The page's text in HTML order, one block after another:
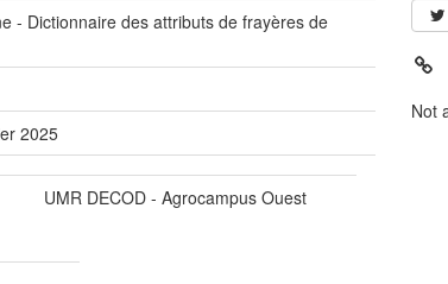
- Dictionnaire des attributs de frayères de
2025
UMR DECOD - Agrocampus Ouest
Not